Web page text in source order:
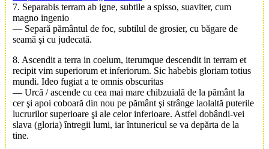
7. Separabis terram ab igne, subtile a spisso, suaviter, cum
magno ingenio
— Separă pământul de foc, subtilul de grosier, cu băgare de
seamă şi cu judecată.
8. Ascendit a terra in coelum, iterumque descendit in terram et
recipit vim superiorum et inferiorum. Sic habebis gloriam totius
mundi. Ideo fugiat a te omnis obscuritas
— Urcă / ascende cu cea mai mare chibzuială de la pământ la
cer şi apoi coboară din nou pe pământ şi strânge laolaltă puterile
lucrurilor superioare şi ale celor inferioare. Astfel dobândi-vei
slava (gloria) întregii lumi, iar întunericul se va depărta de la
tine.